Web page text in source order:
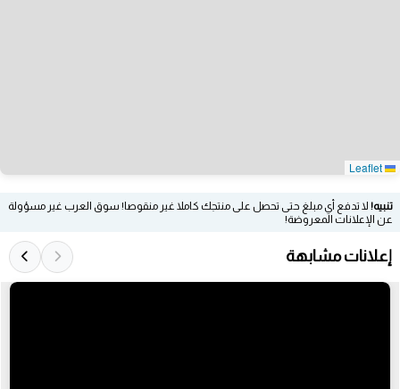
تنبيه! لا تدفع أي مبلغ حتى تحصل على منتجك كاملا غير منقوصا! سوق العرب غير مسؤولة
عن الإعلانات المعروضة!
إعلانات مشابهة